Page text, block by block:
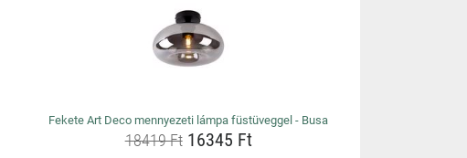
Fekete Art Deco mennyezeti lámpa füstüveggel - Busa
18419 Ft16345 Ft